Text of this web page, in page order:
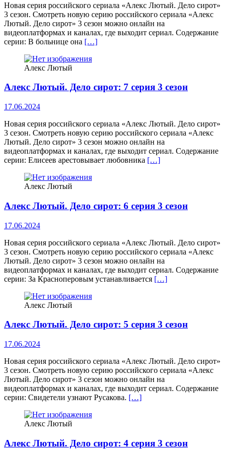
Новая серия российского сериала «Алекс Лютый. Дело сирот»
3 сезон. Смотреть новую серию российского сериала «Алекс
Лютый. Дело сирот» 3 сезон можно онлайн на
видеоплатформах и каналах, где выходит сериал. Содержание
серии: В больнице она […]
Алекс Лютый
Алекс Лютый. Дело сирот: 7 серия 3 сезон
17.06.2024
Новая серия российского сериала «Алекс Лютый. Дело сирот»
3 сезон. Смотреть новую серию российского сериала «Алекс
Лютый. Дело сирот» 3 сезон можно онлайн на
видеоплатформах и каналах, где выходит сериал. Содержание
серии: Елисеев арестовывает любовника […]
Алекс Лютый
Алекс Лютый. Дело сирот: 6 серия 3 сезон
17.06.2024
Новая серия российского сериала «Алекс Лютый. Дело сирот»
3 сезон. Смотреть новую серию российского сериала «Алекс
Лютый. Дело сирот» 3 сезон можно онлайн на
видеоплатформах и каналах, где выходит сериал. Содержание
серии: За Красноперовым устанавливается […]
Алекс Лютый
Алекс Лютый. Дело сирот: 5 серия 3 сезон
17.06.2024
Новая серия российского сериала «Алекс Лютый. Дело сирот»
3 сезон. Смотреть новую серию российского сериала «Алекс
Лютый. Дело сирот» 3 сезон можно онлайн на
видеоплатформах и каналах, где выходит сериал. Содержание
серии: Свидетели узнают Русакова. […]
Алекс Лютый
Алекс Лютый. Дело сирот: 4 серия 3 сезон